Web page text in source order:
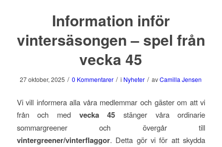
Information inför
vintersäsongen – spel från
vecka 45
27 oktober, 2025 / 0 Kommentarer / i Nyheter / avCamilla Jensen
Vi vill informera alla våra medlemmar och gäster om att vi
från och med vecka 45 stänger våra ordinarie
sommargreener och övergår till
vintergreener/vinterflaggor. Detta gör vi för att skydda